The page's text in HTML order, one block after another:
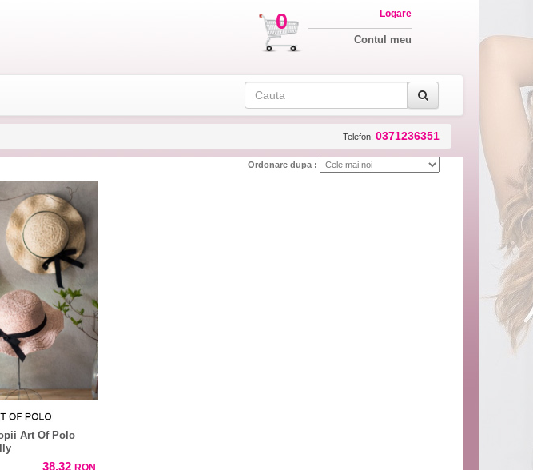
0 Logare
Contul meu
Telefon: 0371236351
Ordonare dupa :
Art Of Polo
38,32 RON